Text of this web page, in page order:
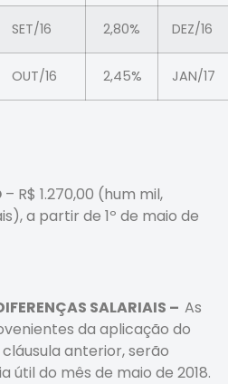
SET/16 2,80% DEZ/16
OUT/16 2,45% JAN/17
– R$ 1.270,00 (hum mil,
a partir de 1º de maio de
SALARIAIS – As
da aplicação do
anterior, serão
útil do mês de maio de 2018.